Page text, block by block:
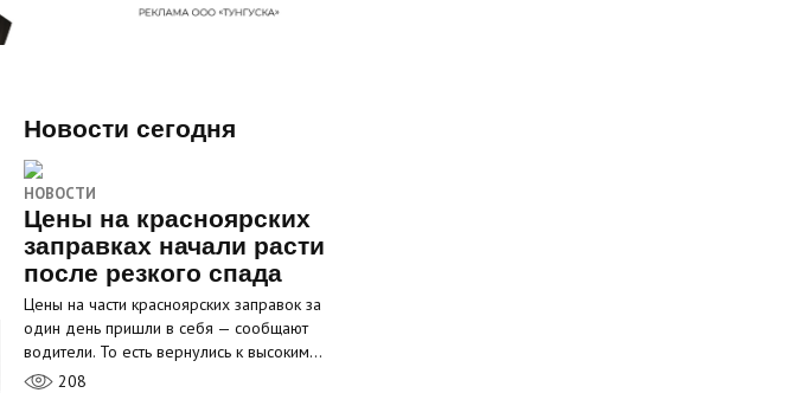
Новости сегодня
НОВОСТИ
Цены на красноярских
заправках начали расти
после резкого спада
Цены на части красноярских заправок за
один день пришли в себя — сообщают
водители. То есть вернулись к высоким…
208